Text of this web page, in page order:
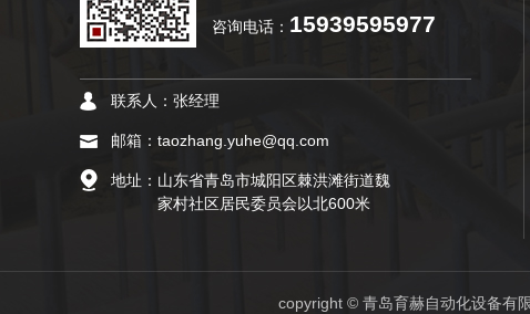
咨询电话： 15939595977
联系人： 张经理
邮箱： taozhang.yuhe@qq.com
地址： 山东省青岛市城阳区棘洪滩街道魏
家村社区居民委员会以北600米
copyright © 青岛育赫自动化设备